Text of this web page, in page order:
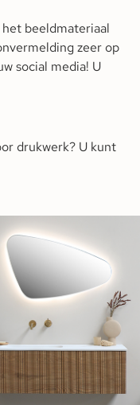
beeldmateriaal
zeer op
social media! U
drukwerk? U kunt